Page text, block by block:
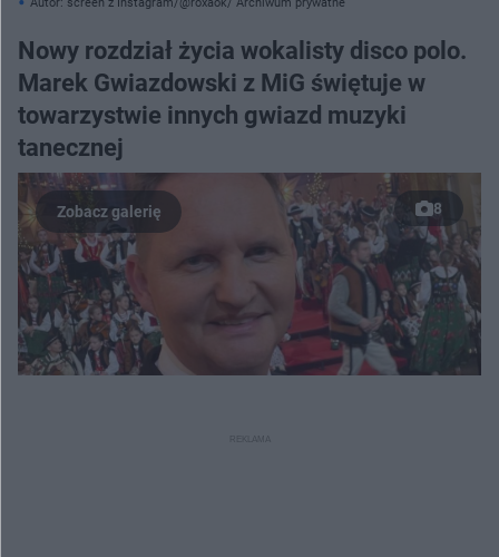
Nowy rozdział życia wokalisty disco polo.
Marek Gwiazdowski z MiG świętuje w
towarzystwie innych gwiazd muzyki
tanecznej
8